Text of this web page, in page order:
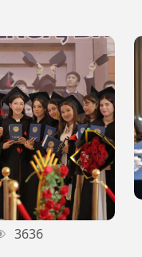
3636